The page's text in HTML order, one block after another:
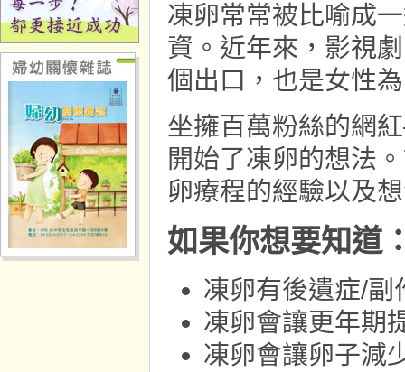
凍卵常常被比喻成
資。近年來，影視
個出口，也是女性
坐擁百萬粉絲的網
開始了凍卵的想法
卵療程的經驗以及
如果你想要知道
凍卵有後遺症/副
凍卵會讓更年期
凍卵會讓卵子減